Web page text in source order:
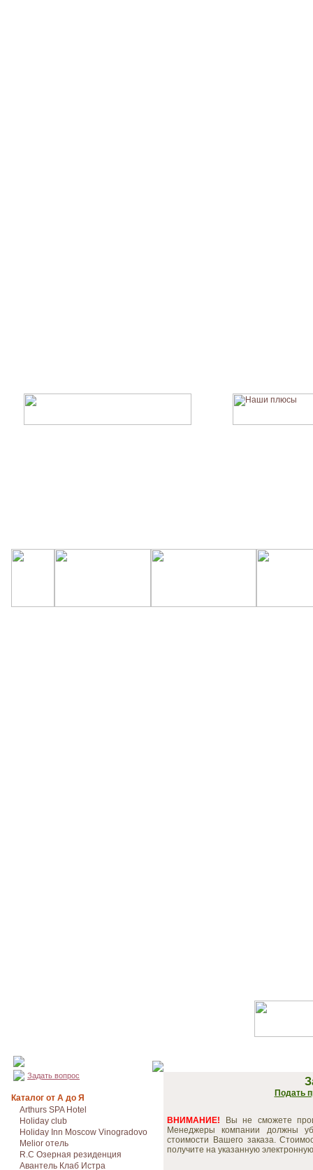
Задать вопрос
Каталог от А до Я
Arthurs SPA Hotel
Holiday club
Holiday Inn Moscow Vinogradovo
Melior отель
R.C Озерная резиденция
Авантель Клаб Истра
Подать
ВНИМАНИЕ! Вы не сможете
Менеджеры компании должны
стоимости Вашего заказа.
получите на указанную